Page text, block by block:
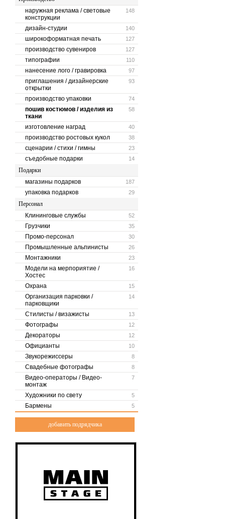
148
наружная реклама / световые
конструкции
140
дизайн-студии
127
широкоформатная печать
127
производство сувениров
110
типографии
97
нанесение лого / гравировка
93
приглашения / дизайнерские
открытки
74
производство упаковки
58
пошив костюмов / изделия из
ткани
40
изготовление наград
38
производство ростовых кукол
23
сценарии / стихи / гимны
14
съедобные подарки
Подарки
187
магазины подарков
29
упаковка подарков
Персонал
52
Клининговые службы
35
Грузчики
30
Промо-персонал
26
Промышленные альпинисты
23
Монтажники
16
Модели на мерпориятие /
Хостес
15
Охрана
14
Организация парковки /
парковщики
13
Стилисты / визажисты
12
Фотографы
12
Декораторы
10
Официанты
8
Звукорежиссеры
8
Свадебные фотографы
7
Видео-операторы / Видео-
монтаж
5
Художники по свету
5
Бармены
добавить подрядчика